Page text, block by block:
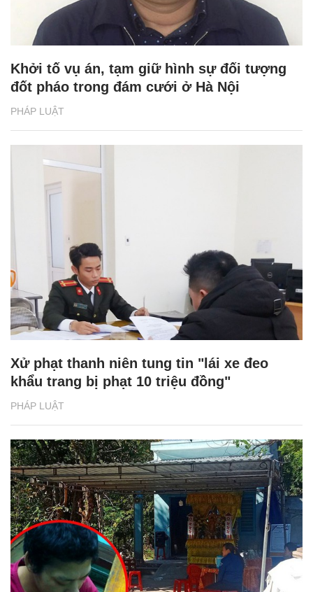
PHÁP LUẬT
Khởi tố vụ án, tạm giữ hình sự đối tượng
đốt pháo trong đám cưới ở Hà Nội
PHÁP LUẬT
Xử phạt thanh niên tung tin "lái xe đeo
khẩu trang bị phạt 10 triệu đồng"